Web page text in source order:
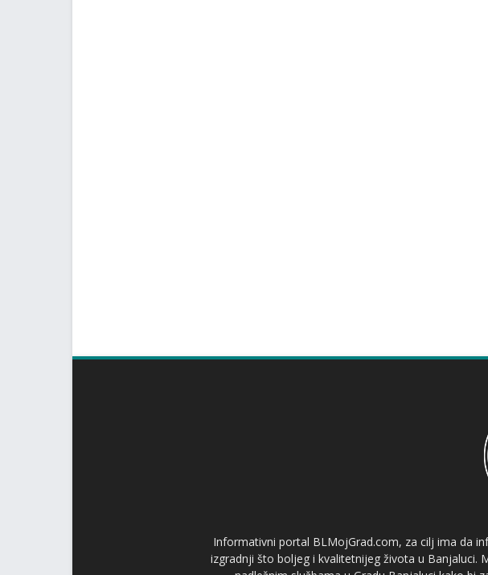
Informativni portal BLMojGrad.com, za cilj ima da
izgradnji što boljeg i kvalitetnijeg života u Banjaluci.